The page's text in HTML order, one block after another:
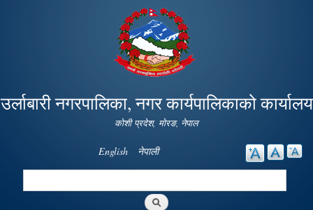
Skip to
main
content
उर्लाबारी नगरपालिका, नगर कार्यपालिकाको कार्यालय
कोशी प्रदेश, माेरङ, नेपाल
English नेपाली
Search